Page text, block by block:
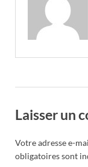
Laisser un
Votre adresse e-
obligatoires sont